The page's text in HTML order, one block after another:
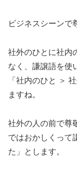
ビジネスシーンで
社外のひとに社内
なく、謙譲語を使
「社内のひと ＞
ますね。
社外の人の前で尊
ではおかしくって
た」とします。